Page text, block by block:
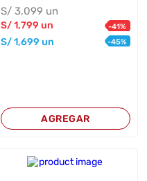
S/ 3,099 un
S/1,799 un -41%
S/1,699 un -45%
AGREGAR